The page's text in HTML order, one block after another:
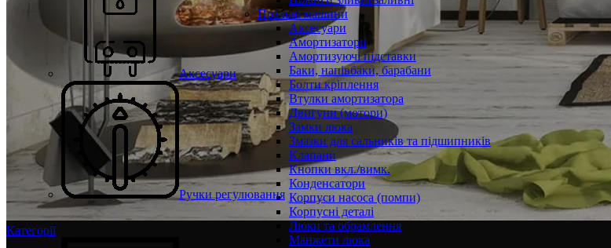
Пральні машини
Аксесуари
Амортизатори
Амортизуючі підставки
Баки, напівбаки, барабани
Болти кріплення
Втулки амортизатора
Двигуни (мотори)
Замки люка
Змазки для сальників та підшипників
Клапани
Кнопки вкл./вимк.
Конденсатори
Корпуси насоса (помпи)
Корпусні деталі
Люки та обрамлення
Манжети люка
Аксесуари
Ручки регулювання
Категорії